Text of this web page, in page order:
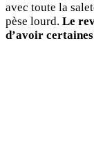
avec toute la
pèse lourd. Le
d’avoir